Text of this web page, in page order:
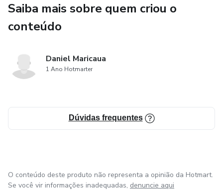
Saiba mais sobre quem criou o
conteúdo
Daniel Maricaua
1 Ano Hotmarter
Dúvidas frequentes
O conteúdo deste produto não representa a opinião da Hotmart.
Se você vir informações inadequadas, denuncie aqui